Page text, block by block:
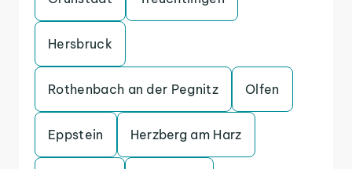
Hersbruck
Rothenbach an der Pegnitz Olfen
Eppstein Herzberg am Harz